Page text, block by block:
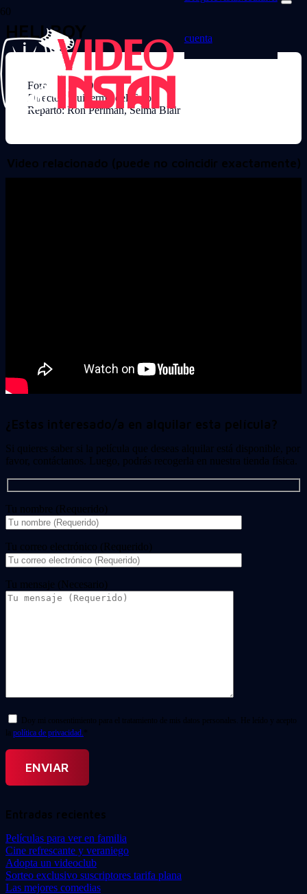
cuenta
HELLBOY
Formato: DVD
Director: Guillermo del Toro
Reparto: Ron Perlman, Selma Blair
Video relacionado (puede no coincidir exactamente)
¿Estas interesado/a en alquilar esta película?
Si quieres saber si la película que deseas alquilar está disponible, por
favor, contáctanos. Luego, podrás recogerla en nuestra tienda física.
Tu nombre (Requerido)
Tu correo electrónico (Requerido)
Tu mensaje (Necesario)
Doy mi consentimiento para el tratamiento de mis datos personales. He leído y acepto
la política de privacidad. *
Entradas recientes
Películas para ver en familia
Cine refrescante y veraniego
Adopta un videoclub
Sorteo exclusivo suscriptores tarifa plana
Las mejores comedias